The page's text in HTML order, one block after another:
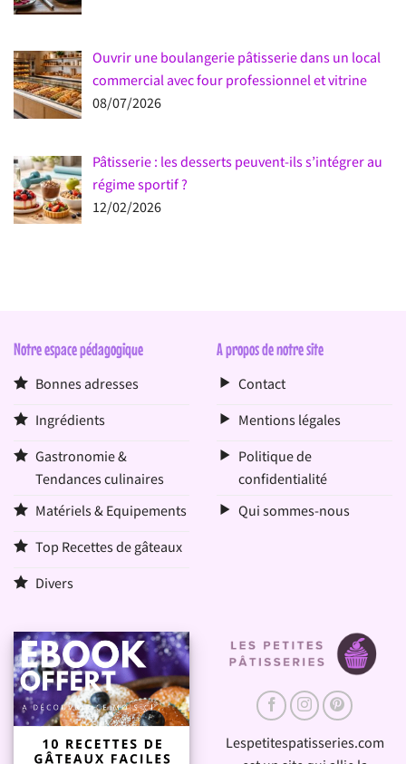
Ouvrir une boulangerie pâtisserie dans un local
commercial avec four professionnel et vitrine
08/07/2026
Pâtisserie : les desserts peuvent-ils s’intégrer au
régime sportif ?
12/02/2026
Notre espace pédagogique
Bonnes adresses
Ingrédients
Gastronomie &
Tendances culinaires
Matériels & Equipements
Top Recettes de gâteaux
Divers
A propos de notre site
Contact
Mentions légales
Politique de
confidentialité
Qui sommes-nous
Lespetitespatisseries.com